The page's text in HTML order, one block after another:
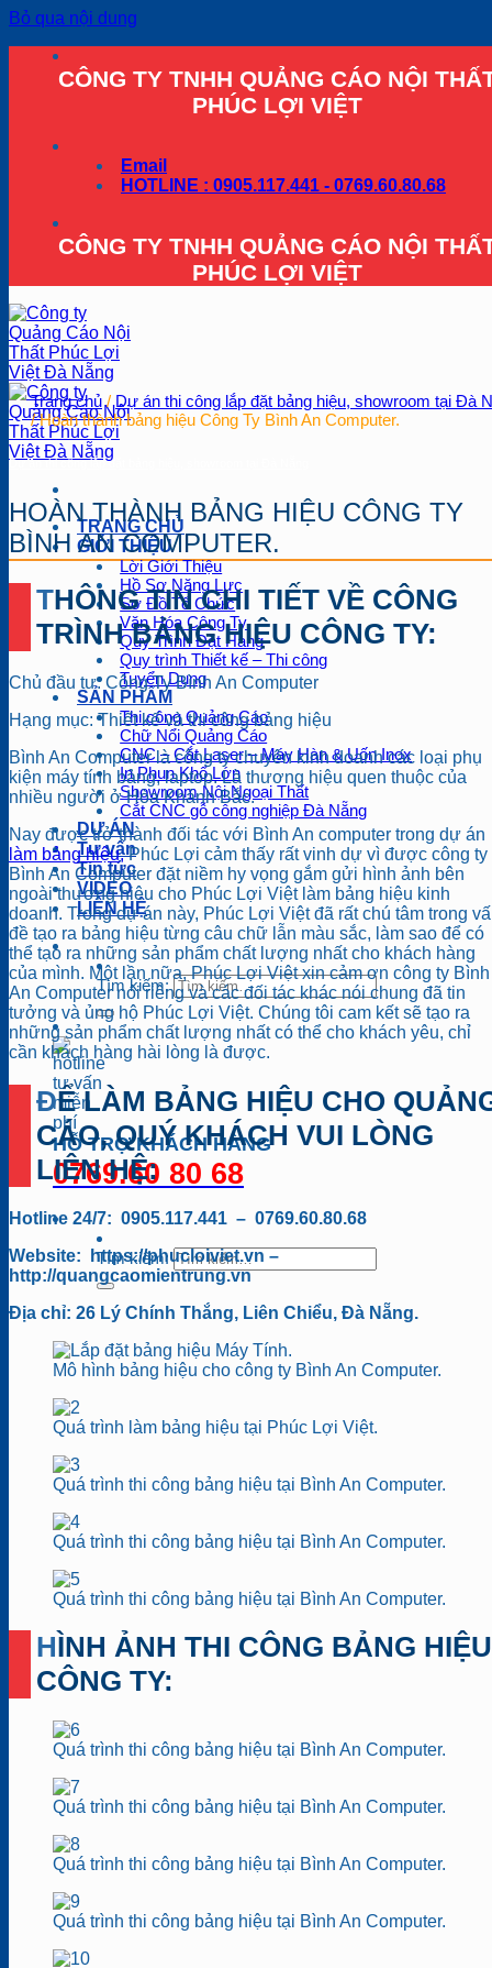
Bỏ qua nội dung
CÔNG TY TNHH QUẢNG CÁO NỘI
PHÚC LỢI VIỆT
Email
HOTLINE : 0905.117.441 - 0769.60.80.68
CÔNG TY TNHH QUẢNG CÁO NỘI
PHÚC LỢI VIỆT
TRANG CHỦ
GIỚI THIỆU
Lời Giới Thiệu
Hồ Sơ Năng Lực
Sơ Đồ Tổ Chức
Văn Hóa Công Ty
Quy Trình Đặt Hàng
Quy trình Thiết kế – Thi công
Tuyển Dụng
SẢN PHẨM
Thi công Quảng Cáo
Chữ Nổi Quảng Cáo
CNC – Cắt Laser – Máy Hàn & Uốn Inox
In Phun Khổ Lớn
Showroom Nội Ngoại Thất
Cắt CNC gỗ công nghiệp Đà Nẵng
DỰ ÁN
Tư vấn
Tin tức
VIDEO
LIÊN HỆ
Tìm kiếm:
HỖ TRỢ KHÁCH HÀNG
0769.60 80 68
Tìm kiếm:
Trang chủ / Dự án thi công lắp đặt bảng hiệu, showroom tại Đà
/Hoàn thành bảng hiệu Công Ty Bình An Computer.
Dự án thi công lắp đặt bảng hiệu, showroom tại Đà Nẵng
HOÀN THÀNH BẢNG HIỆU CÔNG TY
BÌNH AN COMPUTER.
THÔNG TIN CHI TIẾT VỀ CÔNG
TRÌNH BẢNG HIỆU CÔNG TY:
Chủ đầu tư: Công Ty Bình An Computer
Hạng mục: Thiết kế và thi công bảng hiệu
Bình An Computer là công ty chuyên kinh doanh các loại phụ
kiện máy tính bảng, laptop. Là thương hiệu quen thuộc của
nhiều người ở Hòa Khánh Bắc.
Nay được trở thành đối tác với Bình An computer trong dự án
làm bảng hiệu,Phúc Lợi cảm thấy rất vinh dự vì được công ty
Bình An Computer đặt niềm hy vọng gắm gửi hình ảnh bên
ngoài thương hiêu cho Phúc Lợi Việt làm bảng hiệu kinh
doanh. Trong dự án này, Phúc Lợi Việt đã rất chú tâm trong
đề tạo ra bảng hiệu từng câu chữ lẫn màu sắc, làm sao để có
thể tạo ra những sản phẩm chất lượng nhất cho khách hàng
của mình. Một lần nữa, Phúc Lợi Việt xin cảm ơn công ty Bình
An Computer nói riêng và các đối tác khác nói chung đã tin
tưởng và ủng hộ Phúc Lợi Việt. Chúng tôi cam kết sẽ tạo ra
những sản phẩm chất lượng nhất có thể cho khách yêu, chỉ
cần khách hàng hài lòng là được.
ĐỂ LÀM BẢNG HIỆU CHO QUẢNG
CÁO, QUÝ KHÁCH VUI LÒNG
LIÊN HỆ:
Hotline 24/7: 0905.117.441 – 0769.60.80.68
Website: https://phucloiviet.vn –
http://quangcaomientrung.vn
Địa chỉ: 26 Lý Chính Thắng, Liên Chiểu, Đà Nẵng.
Mô hình bảng hiệu cho công ty Bình An Computer.
Quá trình làm bảng hiệu tại Phúc Lợi Việt.
Quá trình thi công bảng hiệu tại Bình An Computer.
Quá trình thi công bảng hiệu tại Bình An Computer.
Quá trình thi công bảng hiệu tại Bình An Computer.
HÌNH ẢNH THI CÔNG BẢNG HIỆU
CÔNG TY:
Quá trình thi công bảng hiệu tại Bình An Computer.
Quá trình thi công bảng hiệu tại Bình An Computer.
Quá trình thi công bảng hiệu tại Bình An Computer.
Quá trình thi công bảng hiệu tại Bình An Computer.